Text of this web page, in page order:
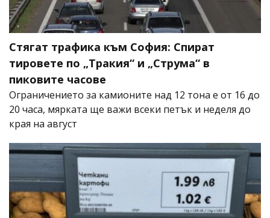
Стягат трафика към София: Спират
тировете по „Тракия“ и „Струма“ в
пиковите часове
Ограничението за камионите над 12 тона е от 16 до
20 часа, мярката ще важи всеки петък и неделя до
края на август